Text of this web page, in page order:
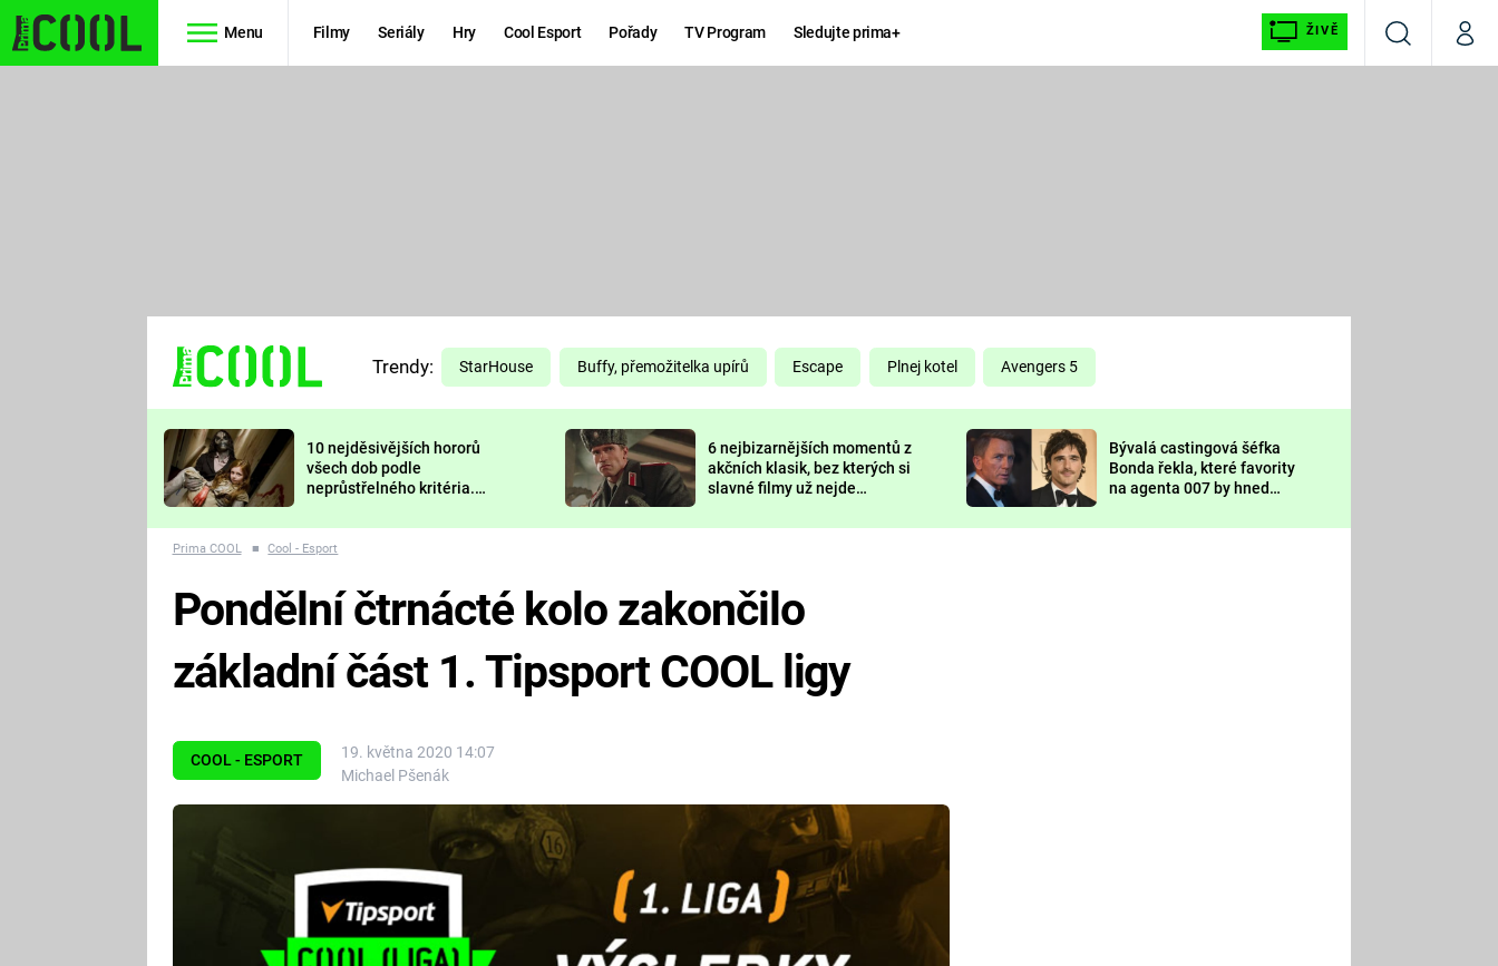
Menu Filmy Seriály Hry Cool Esport Pořady TV Program Sledujte prima+ ŽIVĚ
VyhledáváníMůj
TŘESKU
FUTURAMA
PREDÁTOR
DELIVERANCE
KOMEDIE
CHUCK
NORRIS
DEADPOOL
Prima LAJK
Sledujte nás
Trendy: StarHouse Buffy, přemožitelka upírů Escape Plnej kotel Avengers 5
10 nejděsivějších hororů
všech dob podle
neprůstřelného kritéria.
nejvíc zvednou tep?
6 nejbizarnějších momentů z
akčních klasik, bez kterých si
slavné filmy už nejde
Bývalá castingová šéfka
Bonda řekla, které favority
na agenta 007 by hned
Prima COOL ■ Cool - Esport
COOL - ESPORT
19. května 2020 14:07
Michael Pšenák
Pondělní čtrnácté kolo zakončilo
základní část 1. Tipsport COOL ligy